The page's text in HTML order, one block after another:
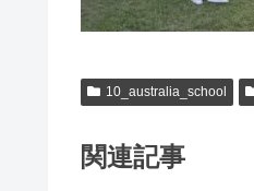
10_australia_school
関連記事